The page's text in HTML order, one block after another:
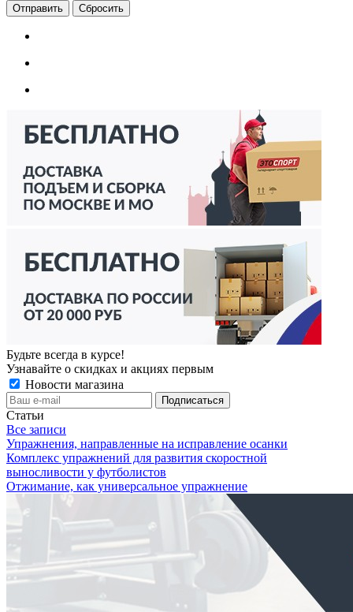
Сбросить
Будьте всегда в курсе!
Узнавайте о скидках и акциях первым
Новости магазина
Статьи
Все записи
Упражнения, направленные на исправление осанки
Комплекс упражнений для развития скоростной
выносливости у футболистов
Отжимание, как универсальное упражнение